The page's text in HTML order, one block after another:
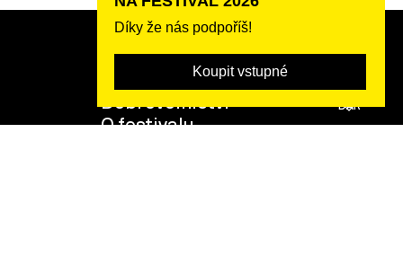
DAR
Partneři festivalu 2026
Podpoř nás!
Dobrovolnictví
O festivalu
Díky že nás podpoříš!
Koupit vstupné